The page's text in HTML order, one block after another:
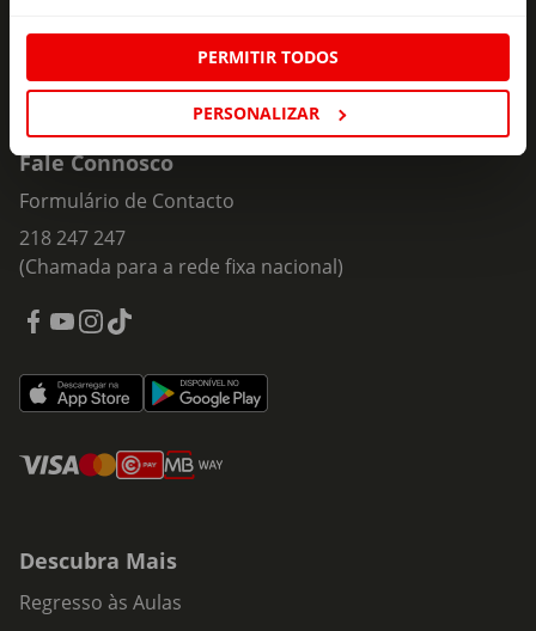
PERMITIR TODOS
PERSONALIZAR
Fale Connosco
Formulário de Contacto
218 247 247
(Chamada para a rede fixa nacional)
Descubra Mais
Regresso às Aulas